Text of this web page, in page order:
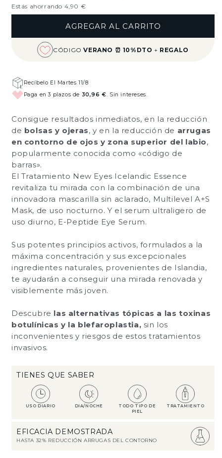
habitualde
oferta
Estás ahorrando 4,90 €
AGREGAR AL CARRITO
CÓDIGOVERANO ⏰ 10%DTO + REGALO
Recíbelo El Martes 11/8
Paga en 3 plazos de 30,96 €. Sin intereses.
Consigue resultados inmediatos, en la reducción
de bolsas y ojeras, y en la reducción de arrugas
en contorno de ojos y zona superior del labio,
popularmente conocida como «código de
barras».
El Tratamiento New Eyes Icelandic Essence
revitaliza tu mirada con la combinación de una
innovadora mascarilla sin aclarado, Multilevel A+S
Mask, de uso nocturno. Y el serum ultraligero de
uso diurno, E-Peptide Eye Serum.
Sus potentes principios activos, formulados a la
máxima concentración y sus excepcionales
ingredientes naturales, provenientes de Islandia,
te ayudarán a conseguir una mirada renovada y
visiblemente más joven.
Descubre las alternativas tópicas a las toxinas
botulínicas y la blefaroplastia, sin los
inconvenientes y riesgos de estos tratamientos
invasivos.
TIENES QUE SABER
USO DIARIO DIA/NOCHE
TODO TIPO DE
PIEL
TRATAMIENTO
EFICACIA DEMOSTRADA
HASTA 32% REDUCCIÓN ARRUGAS DEL CONTORNO